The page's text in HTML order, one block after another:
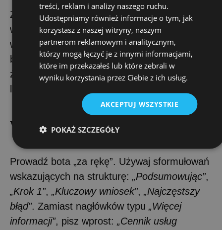
Zrezygnuj z długich, nic niewnoszących
wstępów i ogólników. Każde zdanie musi
wnosić nową wartość merytoryczną. Im
bardziej opisowy tekst, tym większe ryzyko,
że model wyciągnie z niego błędne wnioski
Wskazówki semantyczne
Prowadź bota „za rękę”. Używaj sformułowań
wskazujących na strukturę: „Podsumowując”,
„Krok 1”, „Kluczowy wniosek”, „Najczęstszy
błąd”. Zamiast nagłówków typu „Więcej
informacji”, pisz wprost: „Cennik usług
treści, reklam i analizy naszego ruchu.
Udostępniamy również informacje o tym, jak
korzystasz z naszej witryny, naszym
partnerom reklamowym i analitycznym,
którzy mogą łączyć je z innymi informacjami,
które im przekazałeś lub które zebrali w
wyniku korzystania przez Ciebie z ich usług.
AKCEPTUJ WSZYSTKIE
POKAŻ SZCZEGÓŁY